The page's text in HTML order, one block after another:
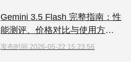
Gemini 3.5 Flash 完整指南：性
能测评、价格对比与使用方法
（2026）
发布时间 2026-05-22 15:23:56